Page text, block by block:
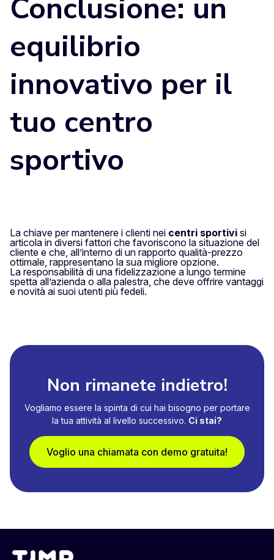
Conclusione: un
equilibrio
innovativo per il
tuo centro
sportivo
La chiave per mantenere i clienti nei centri sportivi si
articola in diversi fattori che favoriscono la situazione del
cliente e che, all’interno di un rapporto qualità-prezzo
ottimale, rappresentano la sua migliore opzione.
La responsabilità di una fidelizzazione a lungo termine
spetta all’azienda o alla palestra, che deve offrire vantaggi
e novità ai suoi utenti più fedeli.
Non rimanete indietro!
Vogliamo essere la spinta di cui hai bisogno per portare
la tua attività al livello successivo. Ci stai?
Voglio una chiamata con demo gratuita!